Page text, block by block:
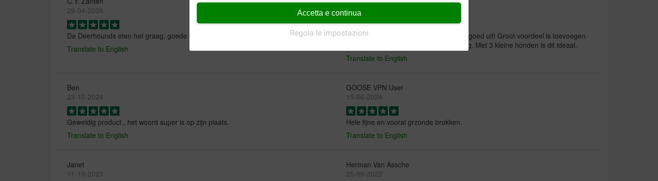
Accetta e continua
Regola le impostazioni
29-04-2026
De Deerhounds eten het graag, goede ontlasting en niet zo hoog in eiwitten.
Translate to English
31-08-2025
Honden zijn er gek op en zien er super goed uit! Groot voordeel is toevoegen
in het assortiment van 6,5 kg verpakking. Met 3 kleine honden is dit ideaal.
Translate to English
Ben
23-10-2024
Geweldig product , het woord super is op zijn plaats.
Translate to English
GOOSE VPN User
15-06-2024
Hele fijne en vooral grzonde brokken.
Translate to English
Janet
11-10-2023
Herman Van Assche
25-09-2022